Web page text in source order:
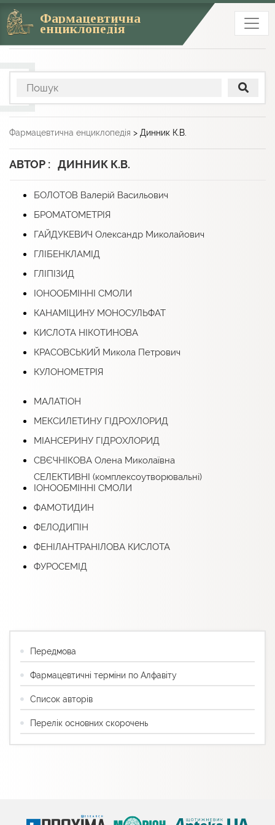
Фармацевтична
енциклопедія
Фармацевтична енциклопедія > Динник К.В.
АВТОР : ДИННИК К.В.
БОЛОТОВ Валерій Васильович
БРОМАТОМЕТРІЯ
ГАЙДУКЕВИЧ Олександр Миколайович
ГЛІБЕНКЛАМІД
ГЛІПІЗИД
ІОНООБМІННІ СМОЛИ
КАНАМІЦИНУ МОНОСУЛЬФАТ
КИСЛОТА НІКОТИНОВА
КРАСОВСЬКИЙ Микола Петрович
КУЛОНОМЕТРІЯ
МАЛАТІОН
МЕКСИЛЕТИНУ ГІДРОХЛОРИД
МІАНСЕРИНУ ГІДРОХЛОРИД
СВЄЧНІКОВА Олена Миколаївна
СЕЛЕКТИВНІ (комплексоутворювальні)
ІОНООБМІННІ СМОЛИ
ФАМОТИДИН
ФЕЛОДИПІН
ФЕНІЛАНТРАНІЛОВА КИСЛОТА
ФУРОСЕМІД
Передмова
Фармацевтичні терміни по Алфавіту
Список авторів
Перелік основних скорочень